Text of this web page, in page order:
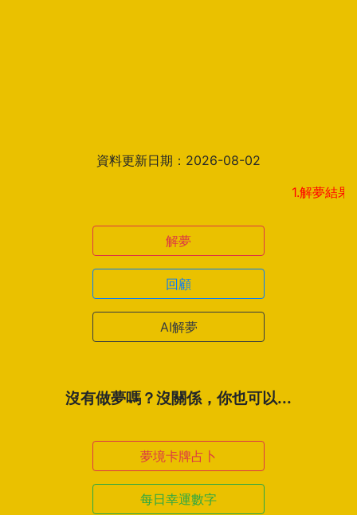
資料更新日期：2026-08-02
1.解夢結果頁新增見
解夢
回顧
AI解夢
沒有做夢嗎？沒關係，你也可以...
夢境卡牌占卜
每日幸運數字